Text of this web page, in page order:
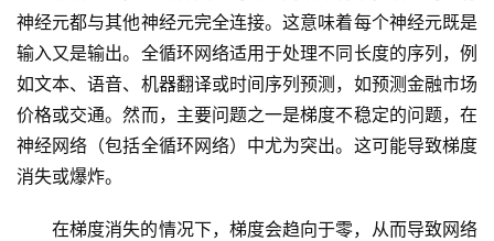
神经元都与其他神经元完全连接。这意味着每个神经元既是
输入又是输出。全循环网络适用于处理不同长度的序列，例
如文本、语音、机器翻译或时间序列预测，如预测金融市场
价格或交通。然而，主要问题之一是梯度不稳定的问题，在
神经网络（包括全循环网络）中尤为突出。这可能导致梯度
消失或爆炸。
在梯度消失的情况下，梯度会趋向于零，从而导致网络